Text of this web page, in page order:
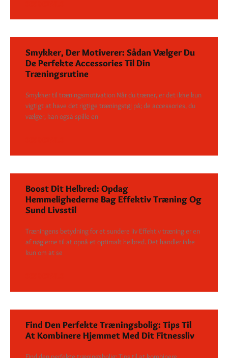
Smykker, Der Motiverer: Sådan Vælger Du
De Perfekte Accessories Til Din
Træningsrutine
Smykker til træningsmotivation Når du træner, er det ikke kun
vigtigt at have det rigtige træningstøj på; de accessories, du
vælger, kan også spille en
Boost Dit Helbred: Opdag
Hemmelighederne Bag Effektiv Træning Og
Sund Livsstil
Træningens betydning for et sundere liv Effektiv træning er en
af nøglerne til at opnå et optimalt helbred. Det handler ikke
kun om at se
Find Den Perfekte Træningsbolig: Tips Til
At Kombinere Hjemmet Med Dit Fitnessliv